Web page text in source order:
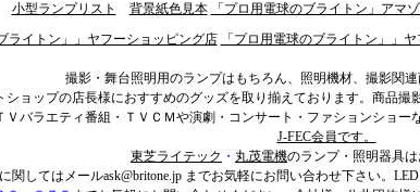
小型ランプリスト
背景紙色見本 「プロ用電球のブライトン」アマ
ライトン」」ヤフーショッピング店
「プロ用電球のブライトン」」
撮影・舞台照明用のランプはもちろん、照明機材、撮影関連
ショップの店長様におすすめのグッズを取り揃えております。商品撮
Ｖバラエティ番組・ＴＶＣＭや演劇・コンサート・ファションショー
J-FEC会員です。
東芝ライテック ・ 丸茂電機のランプ・照明器具は
関してはメールask@britone.jp までお気軽にお問い合わせ下さい。